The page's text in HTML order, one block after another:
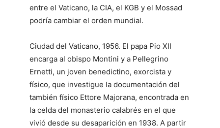
entre el Vaticano, la CIA, el KGB y el Mossad
podría cambiar el orden mundial.
Ciudad del Vaticano, 1956. El papa Pio XII
encarga al obispo Montini y a Pellegrino
Ernetti, un joven benedictino, exorcista y
físico, que investigue la documentación del
también físico Ettore Majorana, encontrada en
la celda del monasterio calabrés en el que
vivió desde su desaparición en 1938. A partir